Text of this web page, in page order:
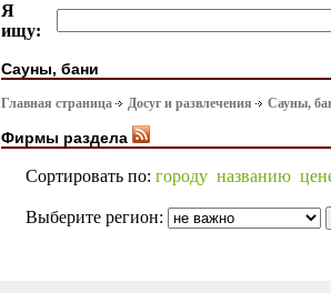
Я
ищу:
Сауны, бани
Главная страница Досуг и развлечения Сауны,
Фирмы раздела
Сортировать по: городу названию
Выберите регион: